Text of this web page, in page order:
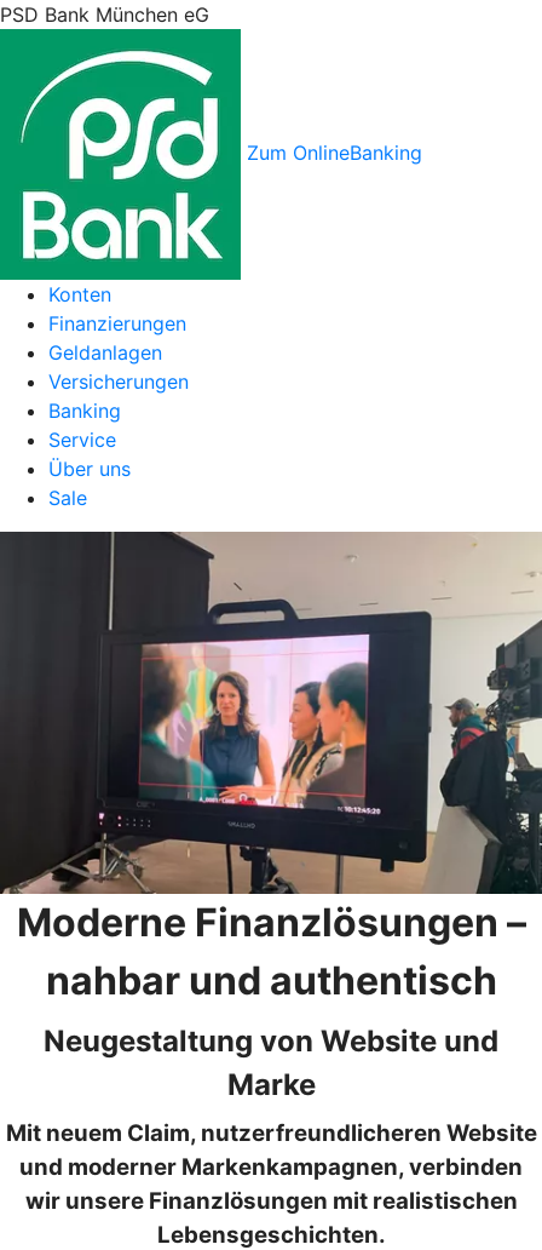
PSD Bank München eG
Zum OnlineBanking
Konten
Finanzierungen
Geldanlagen
Versicherungen
Banking
Service
Über uns
Sale
Moderne Finanzlösungen –
nahbar und authentisch
Neugestaltung von Website und
Marke
Mit neuem Claim, nutzerfreundlicheren Website
und moderner Markenkampagnen, verbinden
wir unsere Finanzlösungen mit realistischen
Lebensgeschichten.